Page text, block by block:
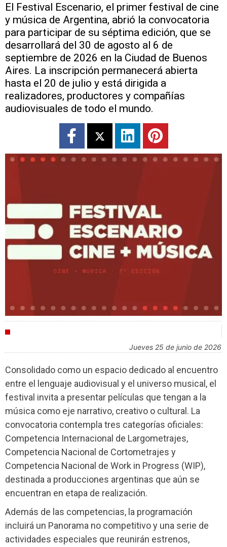
El Festival Escenario, el primer festival de cine
y música de Argentina, abrió la convocatoria
para participar de su séptima edición, que se
desarrollará del 30 de agosto al 6 de
septiembre de 2026 en la Ciudad de Buenos
Aires. La inscripción permanecerá abierta
hasta el 20 de julio y está dirigida a
realizadores, productores y compañías
audiovisuales de todo el mundo.
jueves 25 de junio de 2026
Consolidado como un espacio dedicado al encuentro
entre el lenguaje audiovisual y el universo musical, el
festival invita a presentar películas que tengan a la
música como eje narrativo, creativo o cultural. La
convocatoria contempla tres categorías oficiales:
Competencia Internacional de Largometrajes,
Competencia Nacional de Cortometrajes y
Competencia Nacional de Work in Progress (WIP),
destinada a producciones argentinas que aún se
encuentran en etapa de realización.
Además de las competencias, la programación
incluirá un Panorama no competitivo y una serie de
actividades especiales que reunirán estrenos,